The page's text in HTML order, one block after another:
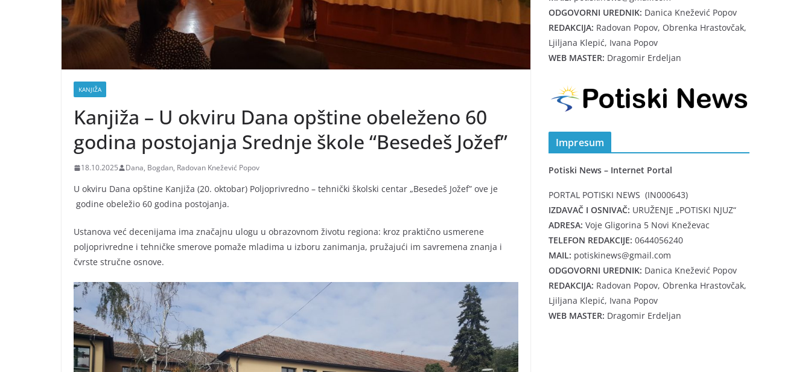
KANJIŽA
Kanjiža – U okviru Dana opštine obeleženo 60
godina postojanja Srednje škole “Besedeš Jožef”
18.10.2025 Dana, Bogdan, Radovan Knežević Popov
U okviru Dana opštine Kanjiža (20. oktobar) Poljoprivredno – tehnički školski centar „Besedeš Jožef” ove je
godine obeležio 60 godina postojanja.
Ustanova već decenijama ima značajnu ulogu u obrazovnom životu regiona: kroz praktično usmerene
poljoprivredne i tehničke smerove pomaže mladima u izboru zanimanja, pružajući im savremena znanja i
čvrste stručne osnove.
ODGOVORNI UREDNIK: Danica Knežević Popov
REDAKCIJA: Radovan Popov, Obrenka Hrastovčak,
Ljiljana Klepić, Ivana Popov
WEB MASTER: Dragomir Erdeljan
Impresum
Potiski News – Internet Portal
PORTAL POTISKI NEWS (IN000643)
IZDAVAČ I OSNIVAČ: URUŽENJE „POTISKI NJUZ“
ADRESA: Voje Gligorina 5 Novi Kneževac
TELEFON REDAKCIJE: 0644056240
MAIL: potiskinews@gmail.com
ODGOVORNI UREDNIK: Danica Knežević Popov
REDAKCIJA: Radovan Popov, Obrenka Hrastovčak,
Ljiljana Klepić, Ivana Popov
WEB MASTER: Dragomir Erdeljan